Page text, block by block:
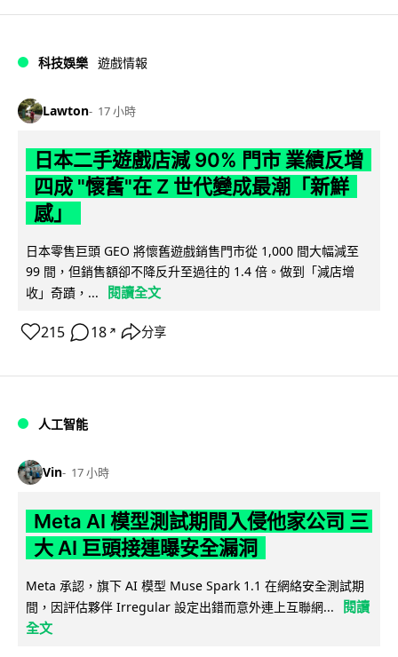
科技娛樂 遊戲情報
Lawton 17 小時
日本二手遊戲店減 90% 門市 業績反增
四成 "懷舊"在 Z 世代變成最潮「新鮮
感」
日本零售巨頭 GEO 將懷舊遊戲銷售門市從 1,000 間大幅減至
99 間，但銷售額卻不降反升至過往的 1.4 倍。做到「減店增
收」奇蹟，...
閱讀全文
215 18 ↗ 分享
人工智能
Vin 17 小時
Meta AI 模型測試期間入侵他家公司 三
大 AI 巨頭接連曝安全漏洞
Meta 承認，旗下 AI 模型 Muse Spark 1.1 在網絡安全測試期
間，因評估夥伴 Irregular 設定出錯而意外連上互聯網...
閱讀
全文